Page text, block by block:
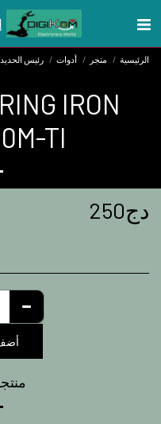
الرئيسية متجر أدوات رئيس الحديد
IRON
TI
250دج